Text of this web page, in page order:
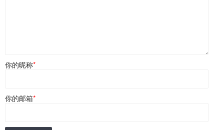
你的昵称*
你的邮箱*